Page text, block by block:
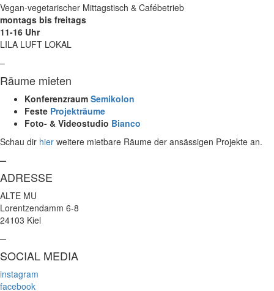
Vegan-vegetarischer Mittagstisch & Cafébetrieb
montags bis freitags
11-16 Uhr
LILA LUFT LOKAL
–
Räume mieten
Konferenzraum Semikolon
Feste Projekträume
Foto- & Videostudio Bianco
Schau dir hier weitere mietbare Räume der ansässigen Projekte an.
–
ADRESSE
ALTE MU
Lorentzendamm 6-8
24103 Kiel
–
SOCIAL MEDIA
instagram
facebook